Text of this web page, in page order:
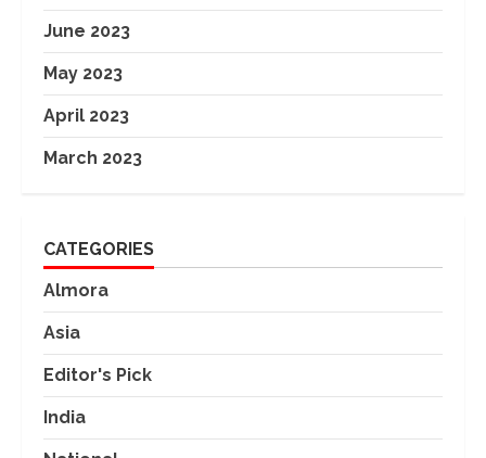
June 2023
May 2023
April 2023
March 2023
CATEGORIES
Almora
Asia
Editor's Pick
India